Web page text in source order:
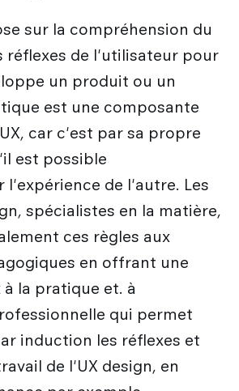
sur la compréhension du
réflexes de l'utilisateur pour
un produit ou un
est une composante
car c'est par sa propre
est possible
l'expérience de l'autre. Les
spécialistes en la matière,
ces règles aux
en offrant une
à la pratique et. à
qui permet
induction les réflexes et
de l'UX design, en